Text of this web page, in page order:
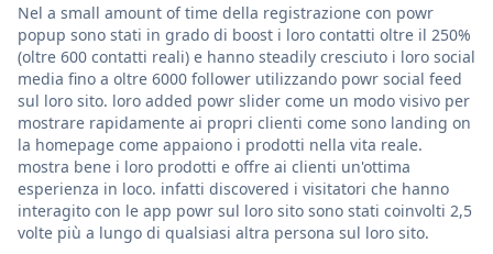
Nel a small amount of time della registrazione con powr
popup sono stati in grado di boost i loro contatti oltre il 250%
(oltre 600 contatti reali) e hanno steadily cresciuto i loro social
media fino a oltre 6000 follower utilizzando powr social feed
sul loro sito. loro added powr slider come un modo visivo per
mostrare rapidamente ai propri clienti come sono landing on
la homepage come appaiono i prodotti nella vita reale.
mostra bene i loro prodotti e offre ai clienti un'ottima
esperienza in loco. infatti discovered i visitatori che hanno
interagito con le app powr sul loro sito sono stati coinvolti 2,5
volte più a lungo di qualsiasi altra persona sul loro sito.